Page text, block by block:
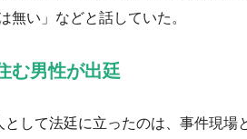
無い」などと話していた。
む男性が出廷
して法廷に立ったのは、事件現場